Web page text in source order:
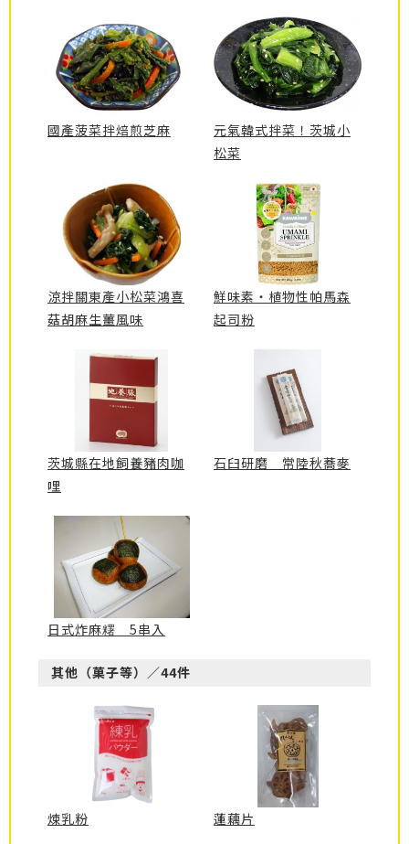
國產菠菜拌焙煎芝麻
元氣韓式拌菜！茨城小
松菜
涼拌關東產小松菜鴻喜
菇胡麻生薑風味
鮮味素・植物性帕馬森
起司粉
茨城縣在地飼養豬肉咖
哩
石臼研磨 常陸秋蕎麥
日式炸麻糬 5串入
其他（菓子等）／44件
煉乳粉 蓮藕片